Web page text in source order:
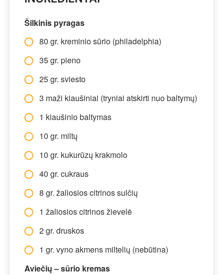
Šilkinis pyragas
80 gr. kreminio sūrio (philadelphia)
35 gr. pieno
25 gr. sviesto
3 maži kiaušiniai (tryniai atskirti nuo baltymų)
1 kiaušinio baltymas
10 gr. miltų
10 gr. kukurūzų krakmolo
40 gr. cukraus
8 gr. žaliosios citrinos sulčių
1 žaliosios citrinos žievelė
2 gr. druskos
1 gr. vyno akmens miltelių (nebūtina)
Aviečių – sūrio kremas